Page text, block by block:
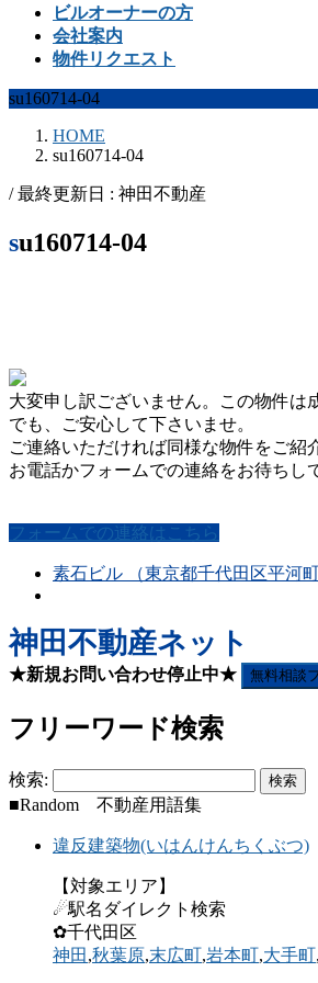
ビルオーナーの方
会社案内
物件リクエスト
su160714-04
HOME
su160714-04
/ 最終更新日 : 神田不動産
su160714-04
大変申し訳ございません。この物件は
でも、ご安心して下さいませ。
ご連絡いただければ同様な物件をご紹
お電話かフォームでの連絡をお待ちし
フォームでの連絡はこちら
素石ビル （東京都千代田区平河
神田不動産ネット
★新規お問い合わせ停止中★ 無料相談
フリーワード検索
検索:
■Random 不動産用語集
違反建築物(いはんけんちくぶつ)
【対象エリア】
☄駅名ダイレクト検索
✿千代田区
神田 ,秋葉原,末広町,岩本町,大手町,